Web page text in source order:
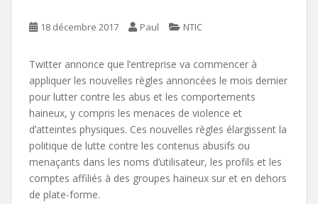
18 décembre 2017 Paul NTIC
Twitter annonce que l’entreprise va commencer à
appliquer les nouvelles règles annoncées le mois dernier
pour lutter contre les abus et les comportements
haineux, y compris les menaces de violence et
d’atteintes physiques. Ces nouvelles règles élargissent la
politique de lutte contre les contenus abusifs ou
menaçants dans les noms d’utilisateur, les profils et les
comptes affiliés à des groupes haineux sur et en dehors
de plate-forme.